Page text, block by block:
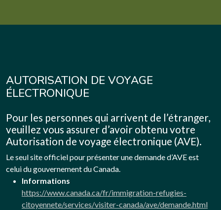
AUTORISATION DE VOYAGE
ÉLECTRONIQUE
Pour les personnes qui arrivent de l’étranger,
veuillez vous assurer d’avoir obtenu votre
Autorisation de voyage électronique (AVE).
Le seul site officiel pour présenter une demande d’AVE est
celui du gouvernement du Canada.
Informations
https://www.canada.ca/fr/immigration-refugies-
citoyennete/services/visiter-canada/ave/demande.html